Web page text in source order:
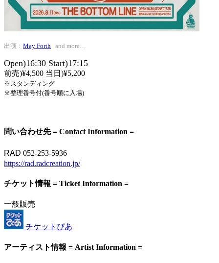
出演： May Forth and more…
Open)16:30 Start)17:15
前売)¥4,500 当日)¥5,200
※スタンディング
※整理番号付(番号順に入場)
問い合わせ先 = Contact Information =
RAD 052-253-5936
https://rad.radcreation.jp/
チケット情報 = Ticket Information =
一般販売
チケットぴあ
アーティスト情報 = Artist Information =